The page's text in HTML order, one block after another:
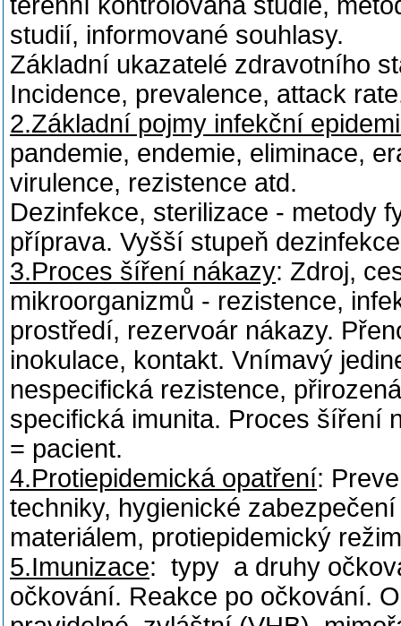
studií, informované souhlasy.
Základní ukazatelé zdravotního
Incidence, prevalence, attack
2.Základní pojmy infekční
pandemie, endemie, eliminace,
virulence, rezistence atd.
Dezinfekce, sterilizace - metody
příprava. Vyšší stupeň
3.Proces šíření nákazy: Zdroj,
mikroorganizmů - rezistence,
prostředí, rezervoár nákazy.
inokulace, kontakt. Vnímavý
nespecifická rezistence,
specifická imunita. Proces šíření
= pacient.
4.Protiepidemická opatření:
techniky, hygienické
materiálem, protiepidemický
5.Imunizace: typy a druhy
očkování. Reakce po očkování.